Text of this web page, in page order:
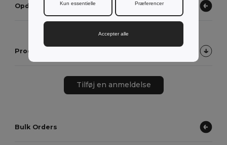
Opdag andre produkter
Produktkundevurderinger
Tilføj en anmeldelse
Bulk Orders
Kun essentielle Præferencer
Accepter alle